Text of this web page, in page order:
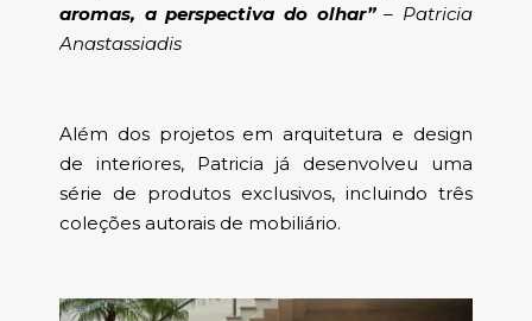
aromas, a perspectiva do olhar”– Patricia
Anastassiadis
Além dos projetos em arquitetura e design
de interiores, Patricia já desenvolveu uma
série de produtos exclusivos, incluindo três
coleções autorais de mobiliário.